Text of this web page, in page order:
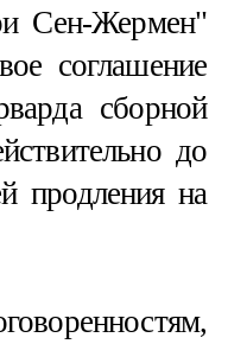
Сен-Жермен"
соглашение
сборной
до
продления на